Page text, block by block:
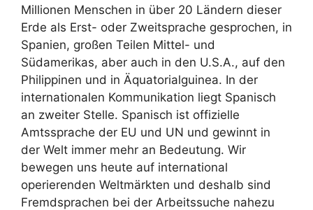
Millionen Menschen in über 20 Ländern dieser
Erde als Erst- oder Zweitsprache gesprochen, in
Spanien, großen Teilen Mittel- und
Südamerikas, aber auch in den U.S.A., auf den
Philippinen und in Äquatorialguinea. In der
internationalen Kommunikation liegt Spanisch
an zweiter Stelle. Spanisch ist offizielle
Amtssprache der EU und UN und gewinnt in
der Welt immer mehr an Bedeutung. Wir
bewegen uns heute auf international
operierenden Weltmärkten und deshalb sind
Fremdsprachen bei der Arbeitssuche nahezu